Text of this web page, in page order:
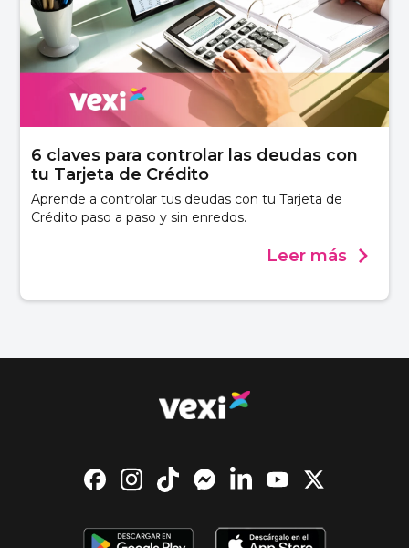
6 claves para controlar las deudas con
tu Tarjeta de Crédito
Aprende a controlar tus deudas con tu Tarjeta de
Crédito paso a paso y sin enredos.
Leer más